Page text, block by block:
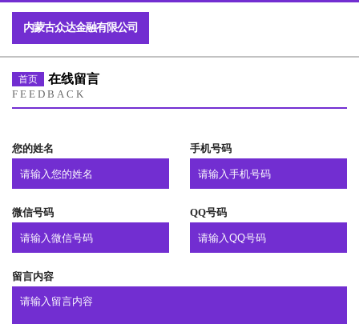
内蒙古众达金融有限公司
首页 在线留言
FEEDBACK
您的姓名 手机号码
微信号码 QQ号码
留言内容